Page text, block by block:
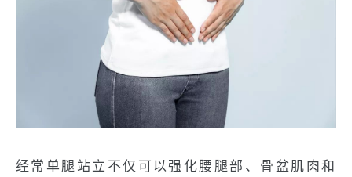
经常单腿站立不仅可以强化腰腿部、骨盆肌肉和